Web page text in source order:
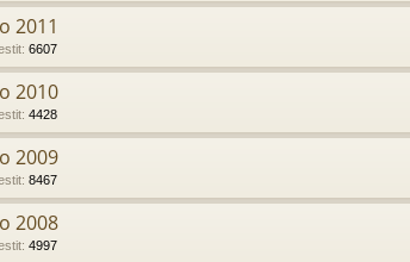
2011
: 6607
2010
: 4428
2009
: 8467
2008
: 4997